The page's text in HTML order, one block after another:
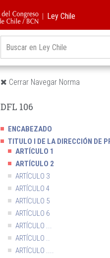
︱Ley Chile
Cerrar Navegar Norma
DFL 106
ENCABEZADO
TITULO I DE LA DIRECCIÓN DE
ARTÍCULO 1
ARTÍCULO 2
ARTÍCULO 3
ARTÍCULO 4
ARTÍCULO 5
ARTÍCULO 6
ARTÍCULO ...
ARTÍCULO ..
ARTÍCULO ....